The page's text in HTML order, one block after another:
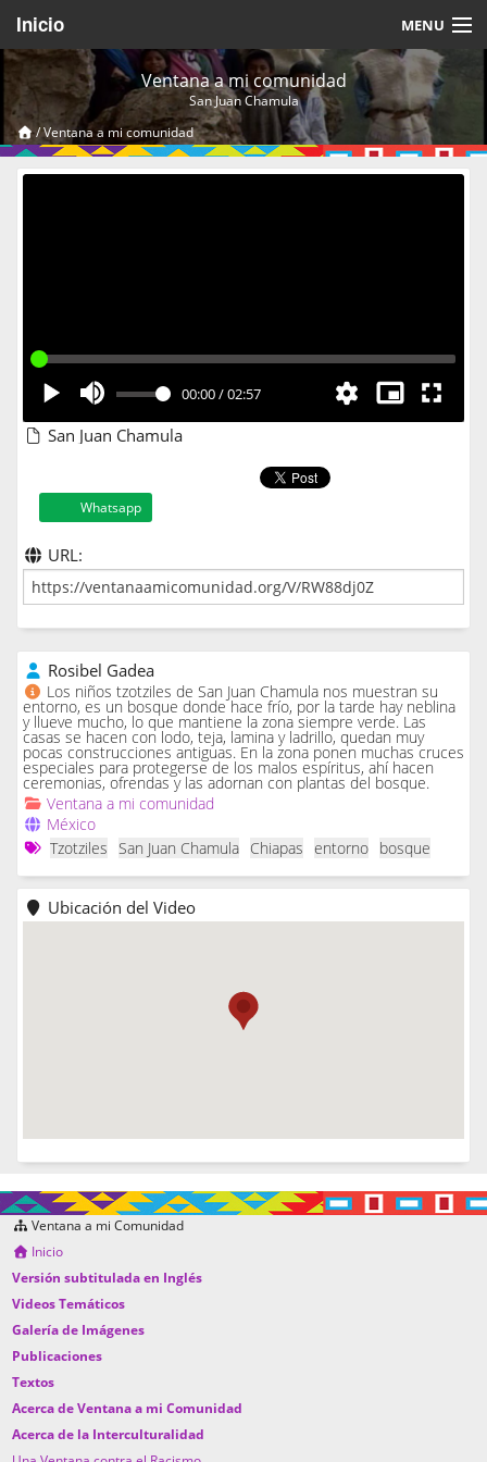
Inicio MENU
Acerca de
Videos Temáticos
Cerrar Sesión
Ventana a mi comunidad
San Juan Chamula
/Ventana a mi comunidad
00:00/02:57
San Juan Chamula
Whatsapp
URL:
Rosibel Gadea
Los niños tzotziles de San Juan Chamula nos muestran su
entorno, es un bosque donde hace frío, por la tarde hay neblina
y llueve mucho, lo que mantiene la zona siempre verde. Las
casas se hacen con lodo, teja, lamina y ladrillo, quedan muy
pocas construcciones antiguas. En la zona ponen muchas cruces
especiales para protegerse de los malos espíritus, ahí hacen
ceremonias, ofrendas y las adornan con plantas del bosque.
Ventana a mi comunidad
México
Tzotziles
San Juan Chamula Chiapas entorno bosque
Ubicación del Video
Ventana a mi Comunidad
Inicio
Versión subtitulada en Inglés
Videos Temáticos
Galería de Imágenes
Publicaciones
Textos
Acerca de Ventana a mi Comunidad
Acerca de la Interculturalidad